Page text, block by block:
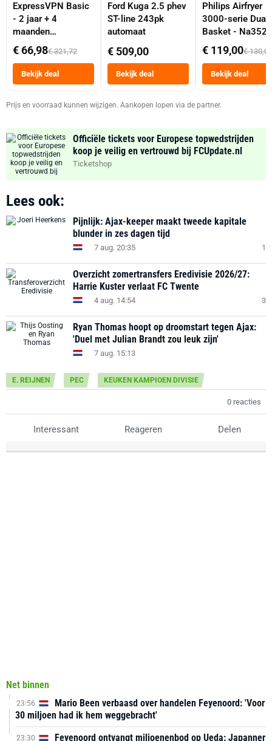
ExpressVPN Basic
- 2 jaar + 4
maanden
abonnement
€ 66,98€ 321,72
Bekijk deal
Ford Kuga 2.5 phev
ST-line 243pk
automaat
€ 509,00
Bekijk deal
Philips Airfryer
3000-serie Dual
Basket -
Dubbele Mand 9
Tot 6 Personen
Heteluchtfriteuse
Zwart
€ 119,00€ 130,00
Bekijk deal
Prijs en voorraad kunnen wijzigen. Aankopen lopen via de partner.
Officiële tickets voor Europese topwedstrijden
koop je veilig en vertrouwd bij FCUpdate.nl
Ticketshop
Lees ook:
Pijnlijk: Ajax-keeper maakt tweede kapitale
blunder in zes dagen tijd
7 aug. 20:35 1
Overzicht zomertransfers Eredivisie 2026/27:
Harrie Kuster verlaat FC Twente
4 aug. 14:54 3
Ryan Thomas hoopt op droomstart tegen Ajax:
'Duel met Julian Brandt zou leuk zijn'
7 aug. 15:13
E. REIJNEN PEC KEUKEN KAMPIOEN DIVISIE
0 reacties
Interessant Reageren Delen
Net binnen
23:56
Mario Been verbaasd over handelen Feyenoord: 'Voor
30 miljoen had ik hem weggebracht'
23:30 Feyenoord ontvangt miljoenenbod op Ueda: Japanner